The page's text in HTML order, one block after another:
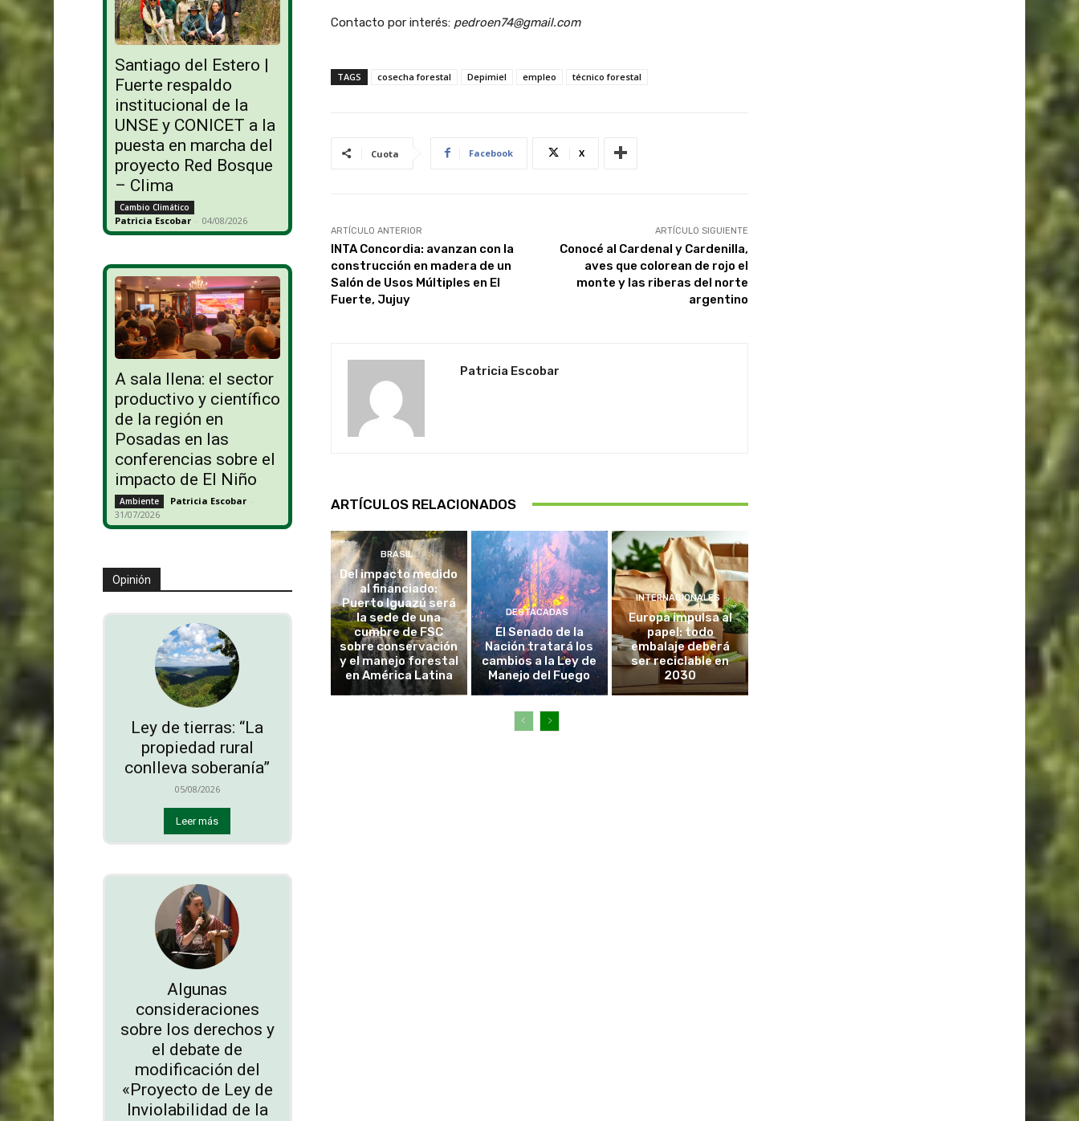
Santiago del Estero |
Fuerte respaldo
institucional de la
UNSE y CONICET a la
puesta en marcha del
proyecto Red Bosque
– Clima
Cambio Climático
Patricia Escobar - 04/08/2026
A sala llena: el sector
productivo y científico
de la región en
Posadas en las
conferencias sobre el
impacto de El Niño
Ambiente Patricia Escobar -
31/07/2026
Opinión
Ley de tierras: “La
propiedad rural
conlleva soberanía”
05/08/2026
Leer más
Algunas
consideraciones
sobre los derechos y
el debate de
modificación del
«Proyecto de Ley de
Inviolabilidad de la
Contacto por interés:pedroen74@gmail.com
TAGS cosecha forestal Depimiel empleo técnico forestal
Cuota Facebook X
ARTÍCULO ANTERIOR
INTA Concordia: avanzan con la
construcción en madera de un
Salón de Usos Múltiples en El
Fuerte, Jujuy
ARTÍCULO SIGUIENTE
Conocé al Cardenal y Cardenilla,
aves que colorean de rojo el
monte y las riberas del norte
argentino
Patricia Escobar
ARTÍCULOS RELACIONADOS
BRASIL
Del impacto medido
al financiado:
Puerto Iguazú será
la sede de una
cumbre de FSC
sobre conservación
y el manejo forestal
en América Latina
DESTACADAS
El Senado de la
Nación tratará los
cambios a la Ley de
Manejo del Fuego
INTERNACIONALES
Europa impulsa al
papel: todo
embalaje deberá
ser reciclable en
2030